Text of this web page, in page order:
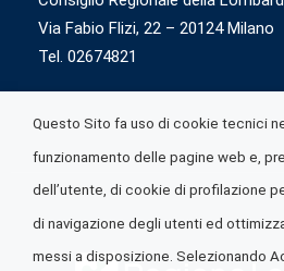
Via Fabio Flizi, 22 – 20124 Milano
Tel. 02674821
Questo Sito fa uso di cookie tecnici
funzionamento delle pagine web e,
dell’utente, di cookie di profilazione
di navigazione degli utenti ed
messi a disposizione. Selezionando